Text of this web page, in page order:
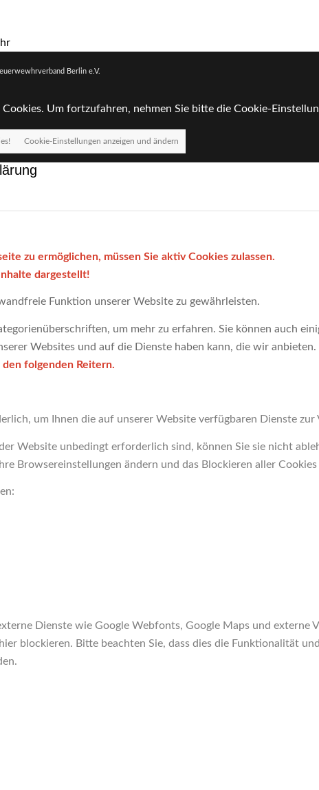
Berlin e.V.
Cookies. Um fortzufahren, nehmen Sie bitte die Cookie-
Cookie-Einstellungen anzeigen und ändern
zu ermöglichen, müssen Sie aktiv Cookies zulassen.
dargestellt!
Funktion unserer Website zu gewährleisten.
um mehr zu erfahren. Sie können auch
Websites und auf die Dienste haben kann, die wir anbieten.
folgenden Reitern.
um Ihnen die auf unserer Website verfügbaren Dienste
Website unbedingt erforderlich sind, können Sie sie nicht
Browsereinstellungen ändern und das Blockieren aller
Dienste wie Google Webfonts, Google Maps und externe
blockieren. Bitte beachten Sie, dass dies die Funktionalität